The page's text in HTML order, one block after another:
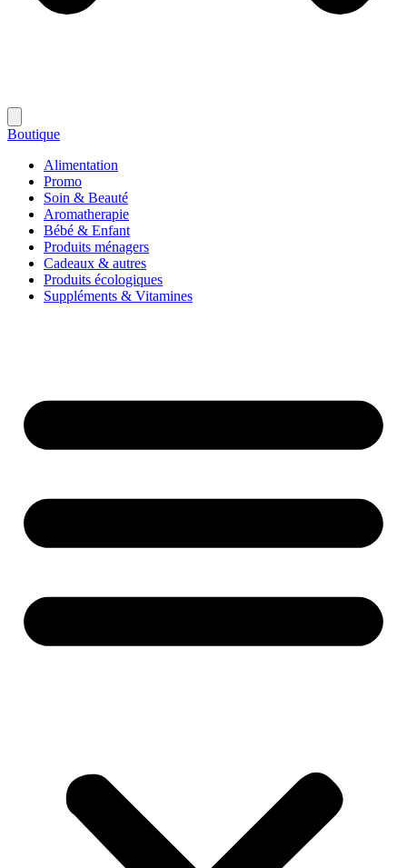
Boutique
Alimentation
Promo
Soin & Beauté
Aromatherapie
Bébé & Enfant
Produits ménagers
Cadeaux & autres
Produits écologiques
Suppléments & Vitamines